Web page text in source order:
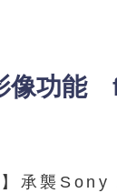
像功能
承襲